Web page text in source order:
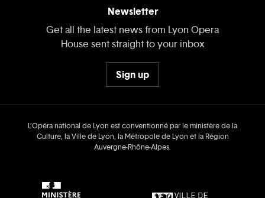
Newsletter
Get all the latest news from Lyon Opera
House sent straight to your inbox
Sign up
L’Opéra national de Lyon est conventionné par le ministère de la
Culture, la Ville de Lyon, la Métropole de Lyon et la Région
Auvergne‑Rhône‑Alpes.